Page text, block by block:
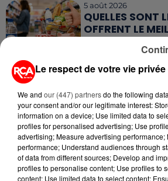
5 août 2026
QUELLES SONT
OFFRENT LE
5 août 2026
ADOPTER POUR
L'INVASION CET
RETROUVEZ TOUTE L'ACTU
Le respect de votre vie
We and our (447) partnersdo the following
your consent and/or our legitimate interest:
information on a device; Use limited data to
profiles for personalised advertising; Use
advertising; Measure advertising performance;
performance; Understand audiences through
of data from different sources; Develop and
profiles to personalise content; Use profiles to
content; Use limited data to select content;